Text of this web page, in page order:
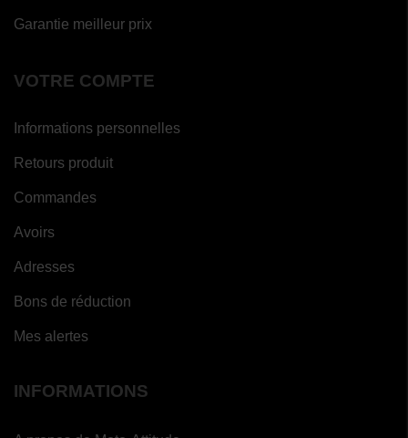
Garantie meilleur prix
VOTRE COMPTE
Informations personnelles
Retours produit
Commandes
Avoirs
Adresses
Bons de réduction
Mes alertes
INFORMATIONS